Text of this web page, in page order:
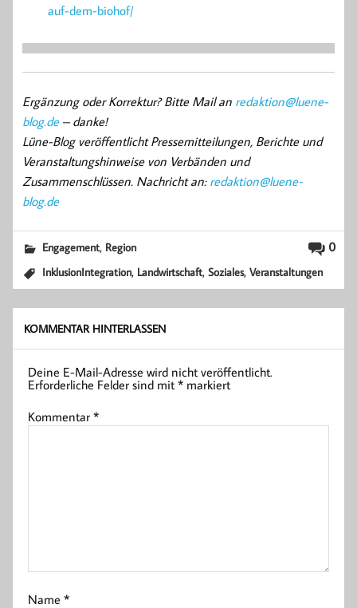
auf-dem-biohof/
Ergänzung oder Korrektur? Bitte Mail an redaktion@luene-
blog.de– danke!
Lüne-Blog veröffentlicht Pressemitteilungen, Berichte und
Veranstaltungshinweise von Verbänden und
Zusammenschlüssen. Nachricht an: redaktion@luene-
blog.de
0
Engagement, Region
InklusionIntegration, Landwirtschaft,Soziales,Veranstaltungen
KOMMENTAR HINTERLASSEN
Deine E-Mail-Adresse wird nicht veröffentlicht.
Erforderliche Felder sind mit* markiert
Kommentar*
Name*